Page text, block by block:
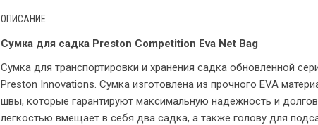
ОПИСАНИЕ
Сумка для садка Preston Competition Eva Net Bag
Сумка для транспортировки и хранения садка обновленной
Preston Innovations. Сумка изготовлена из прочного EVA
швы, которые гарантируют максимальную надежность и
легкостью вмещает в себя два садка, а также голову для